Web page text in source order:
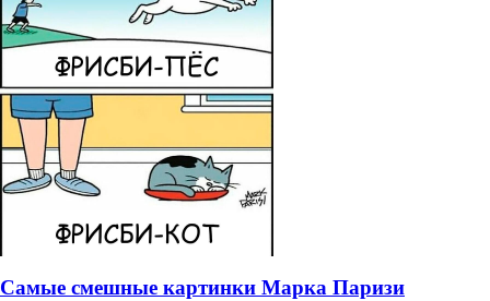
Самые смешные картинки Марка Паризи